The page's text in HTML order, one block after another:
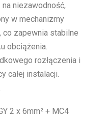
niezawodność,
w mechanizmy
co zapewnia stabilne
obciążenia.
rozłączenia i
całej instalacji.
2 x 6mm² + MC4